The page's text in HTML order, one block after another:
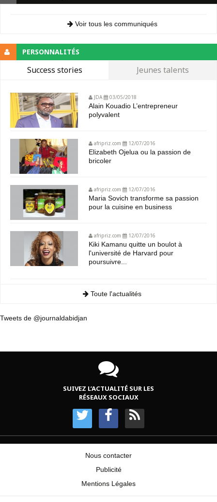
Voir tous les communiqués
PERSONNALITÉS
Success stories Jeunes talents
JDA 03/05/2018
Alain Kouadio L’entrepreneur
polyvalent
afripriz.com 12/07/2016
Elizabeth Ojelua ou la passion de
bricoler
afripriz.com 12/07/2016
Maria Sovich transforme sa passion
pour la cuisine en business
afripriz.com 12/07/2016
Kiki Kamanu quitte un boulot à
l'université de Harvard pour
poursuivre...
Toute l'actualités
Tweets de @journaldabidjan
SUIVEZ L’ACTUALITÉ SUR LES
RÉSEAUX SOCIAUX
Nous contacter
Publicité
Mentions Légales